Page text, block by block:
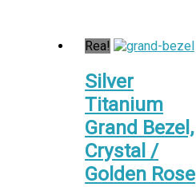
Rea!
Silver
Titanium
Grand Bezel,
Crystal /
Golden Rose